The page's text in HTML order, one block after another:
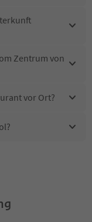
Zentrum von
vor Ort?
Village
einen